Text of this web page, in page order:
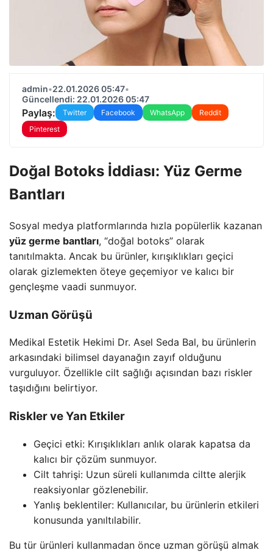
admin•22.01.2026 05:47•
Güncellendi: 22.01.2026 05:47
Paylaş: Twitter Facebook WhatsApp
Reddit
Pinterest
Doğal Botoks İddiası: Yüz Germe
Bantları
Sosyal medya platformlarında hızla popülerlik kazanan
yüz germe bantları, “doğal botoks” olarak
tanıtılmakta. Ancak bu ürünler, kırışıklıkları geçici
olarak gizlemekten öteye geçemiyor ve kalıcı bir
gençleşme vaadi sunmuyor.
Uzman Görüşü
Medikal Estetik Hekimi Dr. Asel Seda Bal, bu ürünlerin
arkasındaki bilimsel dayanağın zayıf olduğunu
vurguluyor. Özellikle cilt sağlığı açısından bazı riskler
taşıdığını belirtiyor.
Riskler ve Yan Etkiler
Geçici etki: Kırışıklıkları anlık olarak kapatsa da
kalıcı bir çözüm sunmuyor.
Cilt tahrişi: Uzun süreli kullanımda ciltte alerjik
reaksiyonlar gözlenebilir.
Yanlış beklentiler: Kullanıcılar, bu ürünlerin etkileri
konusunda yanıltılabilir.
Bu tür ürünleri kullanmadan önce uzman görüşü almak